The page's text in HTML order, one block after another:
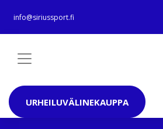
info@siriussport.fi
URHEILUVÄLINEKAUPPA